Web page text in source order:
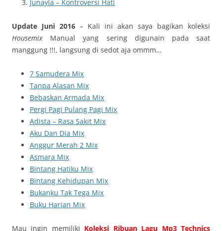
Junayla – Kontroversi Hati
Update Juni 2016 – Kali ini akan saya bagikan koleksi
Housemix Manual yang sering digunain pada saat
manggung !!!, langsung di sedot aja ommm…
7 Samudera Mix
Tanpa Alasan Mix
Bebaskan Armada Mix
Pergi Pagi Pulang Pagi Mix
Adista – Rasa Sakit Mix
Aku Dan Dia Mix
Anggur Merah 2 Mix
Asmara Mix
Bintang Hatiku Mix
Bintang Kehidupan Mix
Bukanku Tak Tega Mix
Buku Harian Mix
Mau ingin memiliki Koleksi Ribuan Lagu Mp3 Technics